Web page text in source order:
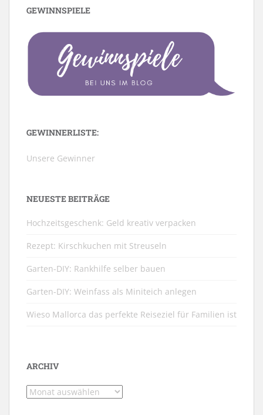
GEWINNSPIELE
GEWINNERLISTE:
Unsere Gewinner
NEUESTE BEITRÄGE
Hochzeitsgeschenk: Geld kreativ verpacken
Rezept: Kirschkuchen mit Streuseln
Garten-DIY: Rankhilfe selber bauen
Garten-DIY: Weinfass als Miniteich anlegen
Wieso Mallorca das perfekte Reiseziel für Familien ist
ARCHIV
Archiv